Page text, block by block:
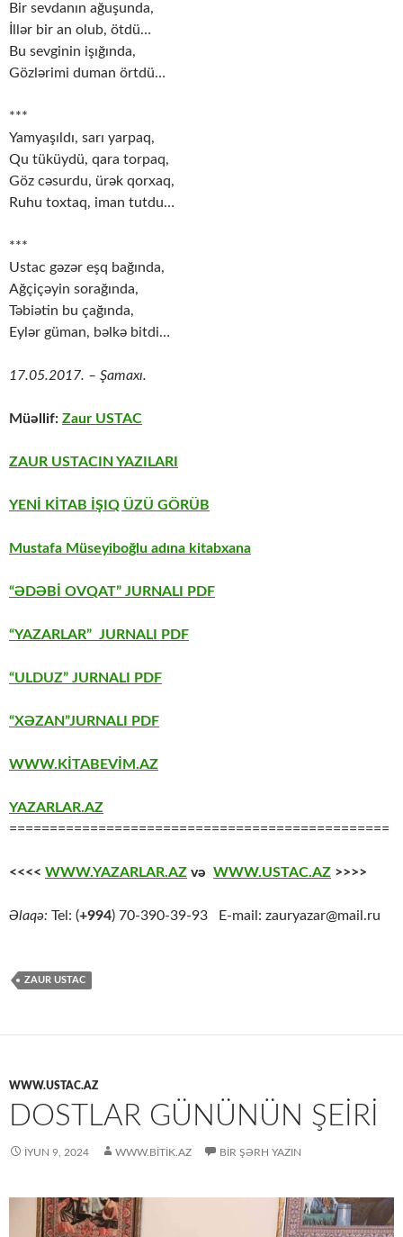
Bir sevdanın ağuşunda,
İllər bir an olub, ötdü…
Bu sevginin işığında,
Gözlərimi duman örtdü…
***
Yamyaşıldı, sarı yarpaq,
Qu tüküydü, qara torpaq,
Göz cəsurdu, ürək qorxaq,
Ruhu toxtaq, iman tutdu…
***
Ustac gəzər eşq bağında,
Ağçiçəyin sorağında,
Təbiətin bu çağında,
Eylər güman, bəlkə bitdi…
17.05.2017. – Şamaxı.
Müəllif: Zaur USTAC
ZAUR USTACIN YAZILARI
YENİ KİTAB İŞIQ ÜZÜ GÖRÜB
Mustafa Müseyiboğlu adına kitabxana
“ƏDƏBİ OVQAT” JURNALI PDF
“YAZARLAR” JURNALI PDF
“ULDUZ” JURNALI PDF
“XƏZAN”JURNALI PDF
WWW.KİTABEVİM.AZ
YAZARLAR.AZ
===============================================
<<<< WWW.YAZARLAR.AZ və WWW.USTAC.AZ >>>>
Əlaqə: Tel: (+994) 70-390-39-93 E-mail: zauryazar@mail.ru
ZAUR USTAC
WWW.USTAC.AZ
DOSTLAR GÜNÜNÜN ŞEIRI
İYUN 9, 2024 WWW.BITIK.AZ BIR ŞƏRH YAZIN